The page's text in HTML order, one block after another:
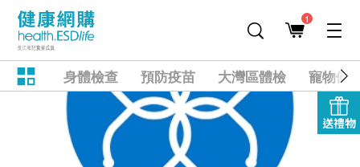
1
身體檢查 預防疫苗 大灣區體檢 寵物健
送禮物